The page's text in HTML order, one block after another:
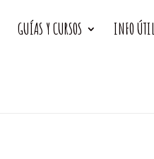
GUÍAS Y CURSOS INFO ÚTIL